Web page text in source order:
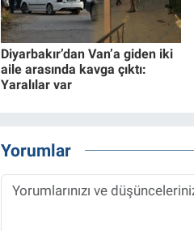
Diyarbakır’dan Van’a giden iki
aile arasında kavga çıktı:
Yaralılar var
Yorumlar